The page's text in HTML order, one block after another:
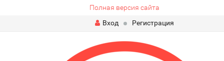
Полная версия сайта
Вход
Регистрация